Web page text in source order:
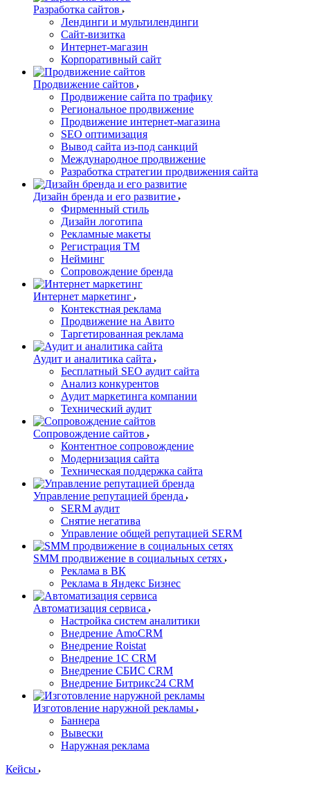
Разработка сайтов
Лендинги и мультилендинги
Сайт-визитка
Интернет-магазин
Корпоративный сайт
Продвижение сайтов
Продвижение сайта по трафику
Региональное продвижение
Продвижение интернет-магазина
SEO оптимизация
Вывод сайта из-под санкций
Международное продвижение
Разработка стратегии продвижения сайта
Дизайн бренда и его развитие
Фирменный стиль
Дизайн логотипа
Рекламные макеты
Регистрация ТМ
Нейминг
Сопровождение бренда
Интернет маркетинг
Контекстная реклама
Продвижение на Авито
Таргетированная реклама
Аудит и аналитика сайта
Бесплатный SEO аудит сайта
Анализ конкурентов
Аудит маркетинга компании
Технический аудит
Сопровождение сайтов
Контентное сопровождение
Модернизация сайта
Техническая поддержка сайта
Управление репутацией бренда
SERM аудит
Снятие негатива
Управление общей репутацией SERM
SMM продвижение в социальных сетях
Реклама в ВК
Реклама в Яндекс Бизнес
Автоматизация сервиса
Настройка систем аналитики
Внедрение AmoCRM
Внедрение Roistat
Внедрение 1С CRM
Внедрение СБИС CRM
Внедрение Битрикс24 CRM
Изготовление наружной рекламы
Баннера
Вывески
Наружная реклама
Кейсы